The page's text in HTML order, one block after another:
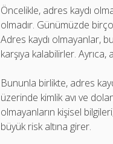
Öncelikle, adres kaydı
olmadır. Günümüzde
Adres kaydı olmayanlar,
karşıya kalabilirler.
Bununla birlikte, adres
üzerinde kimlik avı ve
olmayanların kişisel
büyük risk altına girer.